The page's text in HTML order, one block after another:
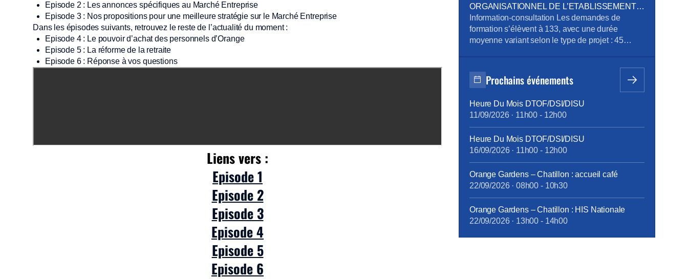
Episode 2 : Les annonces spécifiques au Marché Entreprise
Episode 3 : Nos propositions pour une meilleure stratégie sur le Marché Entreprise
Dans les épisodes suivants, retrouvez le reste de l’actualité du moment :
Episode 4 : Le pouvoir d’achat des personnels d’Orange
Episode 5 : La réforme de la retraite
Episode 6 : Réponse à vos questions
Liens vers :
Episode 1
Episode 2
Episode 3
Episode 4
Episode 5
Episode 6
Mandatement de la CPRPPST : Politique
Voyage, Remisage Véhicule, Situation de la
prévention de l’addiction au sein du groupe
Orange Pour télécharger le […]
ORGANISATIONNEL DE L’ETABLISSEMENT
SCE D’ORANGE SA
Information-consultation Les demandes de
formation s’élèvent à 133, avec une durée
moyenne variant selon le type de projet : 45
d’entreprise. Des ateliers en présentiel ont été
organisés pour aider les volontaires à
thématiques […]
Prochains événements
Heure Du Mois DTOF/DSI/DISU
11/09/2026· 11h00 - 12h00
Heure Du Mois DTOF/DSI/DISU
16/09/2026· 11h00 - 12h00
Orange Gardens – Chatillon : accueil café
22/09/2026· 08h00 - 10h30
Orange Gardens – Chatillon : HIS Nationale
22/09/2026· 13h00 - 14h00